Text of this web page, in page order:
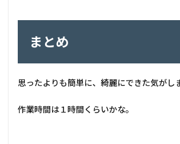
まとめ
思ったよりも簡単に、綺麗にできた気がし
作業時間は１時間くらいかな。